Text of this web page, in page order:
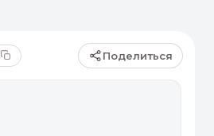
Поделиться